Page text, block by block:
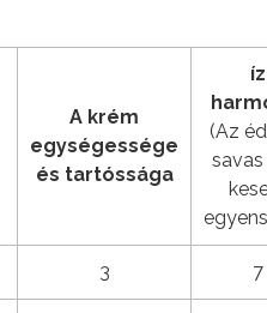
A krém
egységessége
és tartóssága
íz
(Az
savas
3 7